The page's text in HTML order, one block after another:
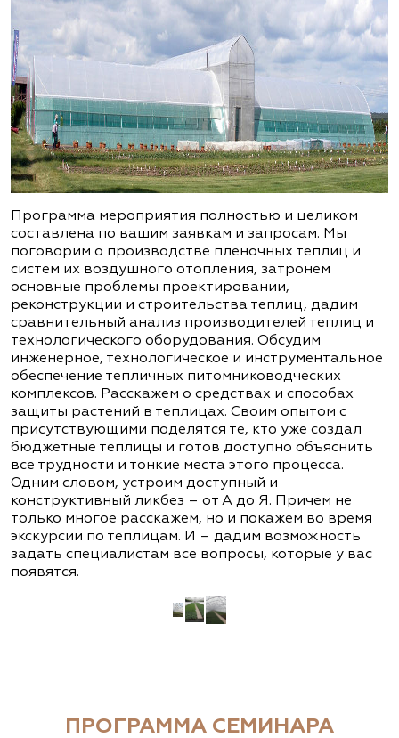
Программа мероприятия полностью и целиком
составлена по вашим заявкам и запросам. Мы
поговорим о производстве пленочных теплиц и
систем их воздушного отопления, затронем
основные проблемы проектировании,
реконструкции и строительства теплиц, дадим
сравнительный анализ производителей теплиц и
технологического оборудования. Обсудим
инженерное, технологическое и инструментальное
обеспечение тепличных питомниководческих
комплексов. Расскажем о средствах и способах
защиты растений в теплицах. Своим опытом с
присутствующими поделятся те, кто уже создал
бюджетные теплицы и готов доступно объяснить
все трудности и тонкие места этого процесса.
Одним словом, устроим доступный и
конструктивный ликбез – от А до Я. Причем не
только многое расскажем, но и покажем во время
экскурсии по теплицам. И – дадим возможность
задать специалистам все вопросы, которые у вас
появятся.
ПРОГРАММА СЕМИНАРА